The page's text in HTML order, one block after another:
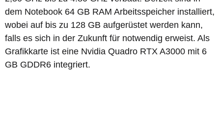
dem Notebook 64 GB RAM Arbeitsspeicher installiert,
wobei auf bis zu 128 GB aufgerüstet werden kann,
falls es sich in der Zukunft für notwendig erweist. Als
Grafikkarte ist eine Nvidia Quadro RTX A3000 mit 6
GB GDDR6 integriert.